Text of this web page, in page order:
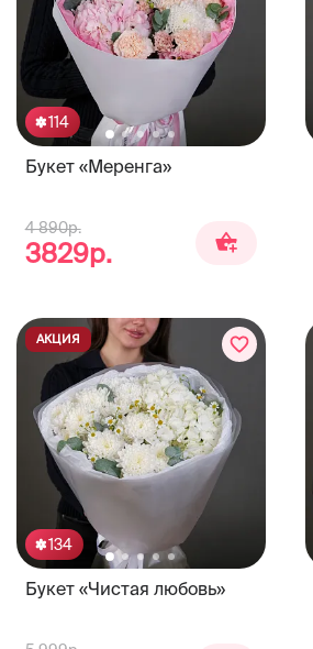
114
Букет «Меренга»
4 890р.
3829р.
134
Букет «Чистая любовь»
АКЦИЯ